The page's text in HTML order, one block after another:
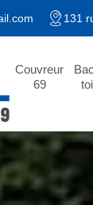
131
Couvreur
69